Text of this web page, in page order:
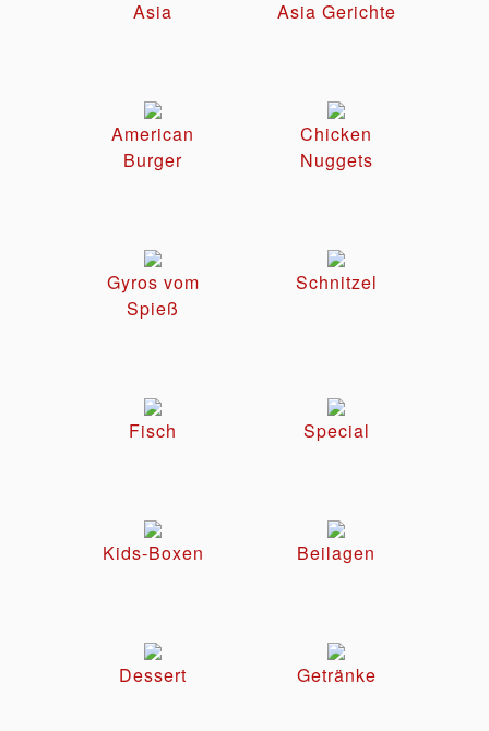
Asia Asia Gerichte
American
Burger
Chicken
Nuggets
Gyros vom
Spieß
Schnitzel
Fisch Special
Kids-Boxen Beilagen
Dessert Getränke